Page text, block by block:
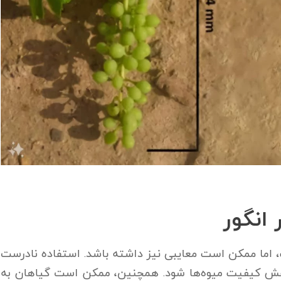
اما ممکن است معایبی نیز داشته باشد. استفاده نادرست
کیفیت میوه‌ها شود. همچنین، ممکن است گیاهان به